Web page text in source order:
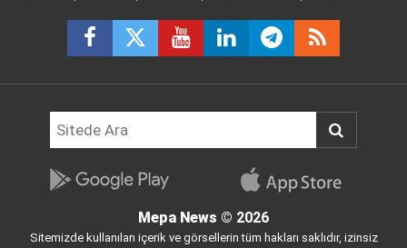
Mepa News © 2026
Sitemizde kullanılan içerik ve görsellerin tüm hakları saklıdır, izinsiz